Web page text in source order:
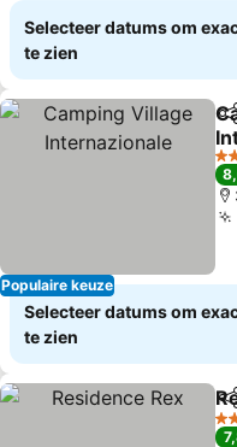
Selecteer datums om
te zien
Populaire keuze
3
Selecteer datums om
te zien
4